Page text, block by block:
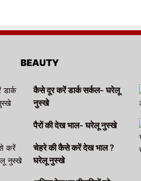
BEAUTY
कैसे दूर करें डार्क सर्कल- घरेलू
नुस्खे
पैरों की देख भाल- घरेलू नुस्खे
चेहरे की कैसे करें देख भाल ?
घरेलू नुस्खे